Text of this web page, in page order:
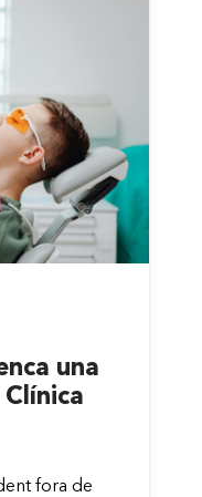
una
fora de